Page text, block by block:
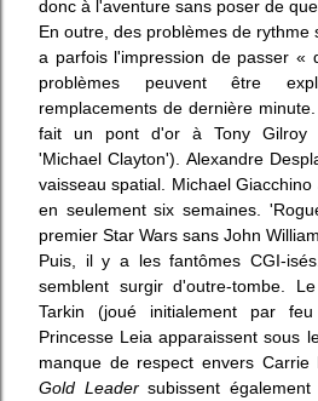
donc à l'aventure sans poser de
En outre, des problèmes de rythme
a parfois l'impression de passer «
problèmes peuvent être
remplacements de dernière
fait un pont d'or à Tony Gilroy
'Michael Clayton'). Alexandre
vaisseau spatial . Michael
en seulement six semaines.
premier Star Wars sans John
Puis, il y a les fantômes CGI-
semblent surgir d'outre-tombe.
Tarkin (joué initialement par
Princesse Leia apparaissent sous
manque de respect envers Carrie
Gold Leadersubissent également